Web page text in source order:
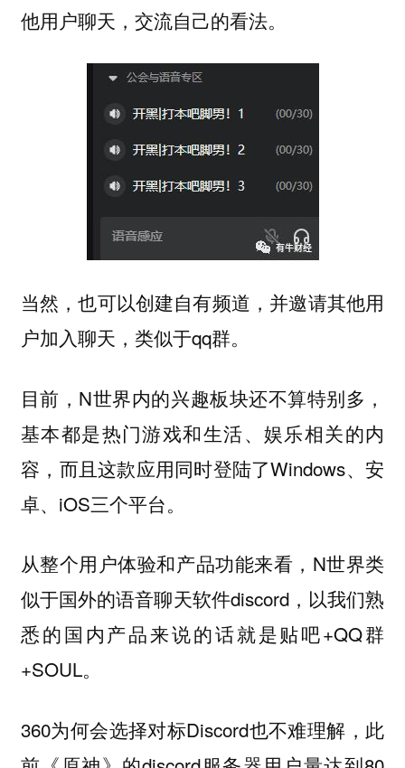
他用户聊天，交流自己的看法。
当然，也可以创建自有频道，并邀请其他用
户加入聊天，类似于qq群。
目前，N世界内的兴趣板块还不算特别多，
基本都是热门游戏和生活、娱乐相关的内
容，而且这款应用同时登陆了Windows、安
卓、iOS三个平台。
从整个用户体验和产品功能来看，N世界类
似于国外的语音聊天软件discord，以我们熟
悉的国内产品来说的话就是贴吧+QQ群
+SOUL。
360为何会选择对标Discord也不难理解，此